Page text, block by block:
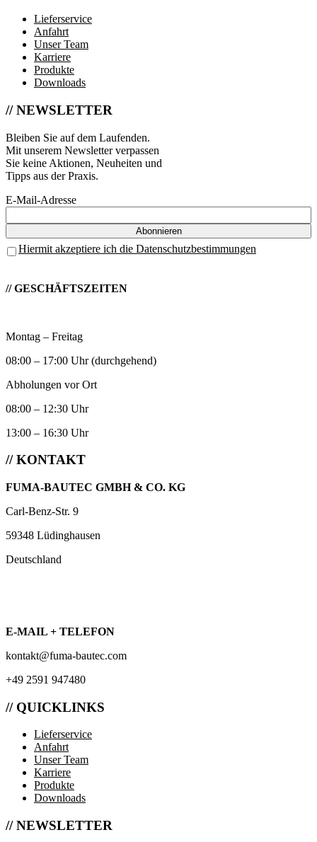
Lieferservice
Anfahrt
Unser Team
Karriere
Produkte
Downloads
// NEWSLETTER
Bleiben Sie auf dem Laufenden.
Mit unserem Newsletter verpassen
Sie keine Aktionen, Neuheiten und
Tipps aus der Praxis.
E-Mail-Adresse
Hiermit akzeptiere ich die Datenschutzbestimmungen
// GESCHÄFTSZEITEN
Montag – Freitag
08:00 – 17:00 Uhr (durchgehend)
Abholungen vor Ort
08:00 – 12:30 Uhr
13:00 – 16:30 Uhr
// KONTAKT
FUMA-BAUTEC GMBH & CO. KG
Carl-Benz-Str. 9
59348 Lüdinghausen
Deutschland
E-MAIL + TELEFON
kontakt@fuma-bautec.com
+49 2591 947480
// QUICKLINKS
Lieferservice
Anfahrt
Unser Team
Karriere
Produkte
Downloads
// NEWSLETTER